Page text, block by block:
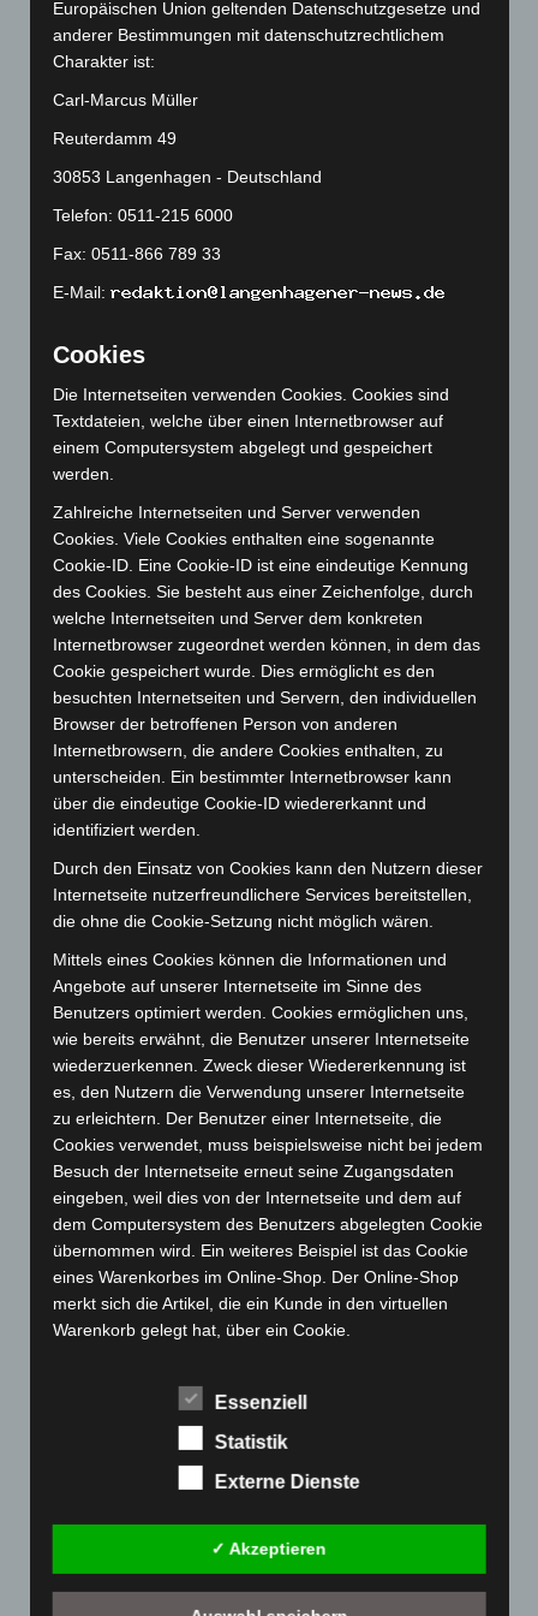
Oktober 2025(112)
September 2025(93)
Juni 2025(103)
Mai 2025(112)
April 2025(88)
März 2025(111)
Februar 2025(96)
Dezember 2024
November 2024(94)
Oktober 2024(93)
September 2024
August 2024 (107)
Juli 2024(89)
Juni 2024(107)
Mai 2024 (149)
April 2024(102)
März 2024(103)
Februar 2024 (103)
Januar 2024 (111)
Dezember 2023(130)
November 2023(130)
Oktober 2023(114)
September 2023
(133)
Juli 2023(118)
Juni 2023(142)
Mai 2023
(139)
April 2023(155)
März 2023(174)
Februar 2023 (154)
Januar 2023(140)
Dezember 2022(130)
November 2022(167)
Oktober 2022(166)
September 2022(205)
April 2022(198)
Februar 2022(189)
Europäischen Union geltenden Datenschutzgesetze und
anderer Bestimmungen mit datenschutzrechtlichem
Charakter ist:
Carl-Marcus Müller
Reuterdamm 49
30853 Langenhagen - Deutschland
Telefon: 0511-215 6000
Fax: 0511-866 789 33
E-Mail:
Cookies
Die Internetseiten verwenden Cookies. Cookies sind
Textdateien, welche über einen Internetbrowser auf
einem Computersystem abgelegt und gespeichert
werden.
Zahlreiche Internetseiten und Server verwenden
Cookies. Viele Cookies enthalten eine sogenannte
Cookie-ID. Eine Cookie-ID ist eine eindeutige Kennung
des Cookies. Sie besteht aus einer Zeichenfolge, durch
welche Internetseiten und Server dem konkreten
Internetbrowser zugeordnet werden können, in dem das
Cookie gespeichert wurde. Dies ermöglicht es den
besuchten Internetseiten und Servern, den individuellen
Browser der betroffenen Person von anderen
Internetbrowsern, die andere Cookies enthalten, zu
unterscheiden. Ein bestimmter Internetbrowser kann
über die eindeutige Cookie-ID wiedererkannt und
identifiziert werden.
Durch den Einsatz von Cookies kann den Nutzern dieser
Internetseite nutzerfreundlichere Services bereitstellen,
die ohne die Cookie-Setzung nicht möglich wären.
Mittels eines Cookies können die Informationen und
Angebote auf unserer Internetseite im Sinne des
Benutzers optimiert werden. Cookies ermöglichen uns,
wie bereits erwähnt, die Benutzer unserer Internetseite
wiederzuerkennen. Zweck dieser Wiedererkennung ist
es, den Nutzern die Verwendung unserer Internetseite
zu erleichtern. Der Benutzer einer Internetseite, die
Cookies verwendet, muss beispielsweise nicht bei jedem
Besuch der Internetseite erneut seine Zugangsdaten
eingeben, weil dies von der Internetseite und dem auf
dem Computersystem des Benutzers abgelegten Cookie
übernommen wird. Ein weiteres Beispiel ist das Cookie
eines Warenkorbes im Online-Shop. Der Online-Shop
merkt sich die Artikel, die ein Kunde in den virtuellen
Warenkorb gelegt hat, über ein Cookie.
durch unsere Internetseite jederzeit mittels einer
entsprechenden Einstellung des genutzten
Internetbrowsers verhindern und damit der Setzung von
Cookies dauerhaft widersprechen. Ferner können
Internetbrowser oder andere Softwareprogramme
gelöscht werden. Dies ist in allen gängigen
Internetbrowsern möglich. Deaktiviert die betroffene
Person die Setzung von Cookies in dem genutzten
Essenziell
Statistik
Externe Dienste
✓ Akzeptieren